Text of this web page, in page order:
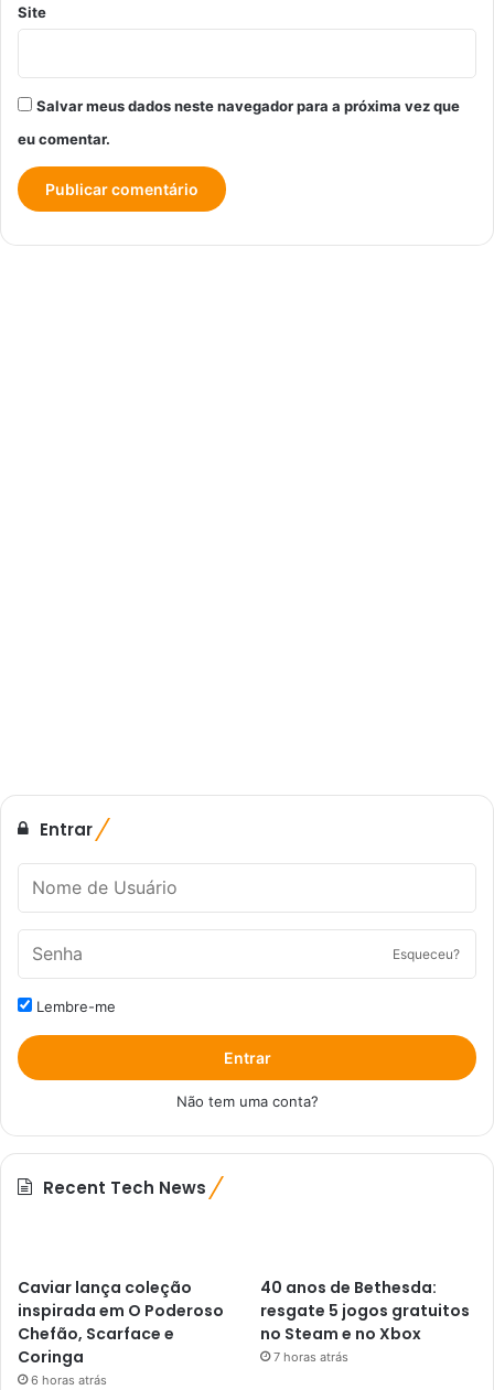
Site
Salvar meus dados neste navegador para a próxima vez que
eu comentar.
Entrar
Esqueceu?
Lembre-me
Entrar
Não tem uma conta?
Recent Tech News
Caviar lança coleção
inspirada em O Poderoso
Chefão, Scarface e
Coringa
6 horas atrás
40 anos de Bethesda:
resgate 5 jogos gratuitos
no Steam e no Xbox
7 horas atrás